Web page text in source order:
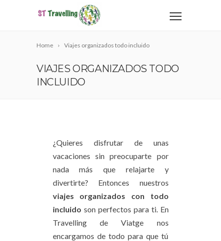
Home Viajes organizados todo incluido
VIAJES ORGANIZADOS TODO
INCLUIDO
¿Quieres disfrutar de unas
vacaciones sin preocuparte por
nada más que relajarte y
divertirte? Entonces nuestros
viajes organizados con todo
incluido son perfectos para ti. En
Travelling de Viatge nos
encargamos de todo para que tú